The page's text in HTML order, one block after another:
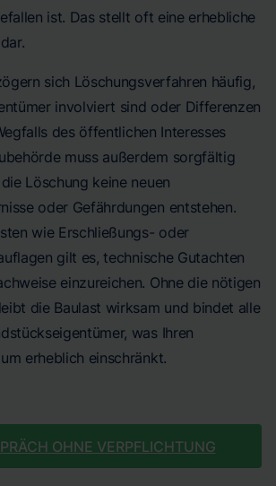
ist. Das stellt oft eine erhebliche
sich Löschungsverfahren häufig,
involviert sind oder Differenzen
des öffentlichen Interesses
muss außerdem sorgfältig
Löschung keine neuen
oder Gefährdungen entstehen.
wie Erschließungs- oder
gilt es, technische Gutachten
einzureichen. Ohne die nötigen
die Baulast wirksam und bindet alle
was Ihren
erheblich einschränkt.
OHNE VERPFLICHTUNG